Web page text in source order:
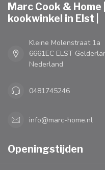
Marc Cook & Home
kookwinkel in Elst |
Kleine Molenstraat 1a
6661EC ELST
Nederland
0481745246
info@marc-home.nl
Openingstijden